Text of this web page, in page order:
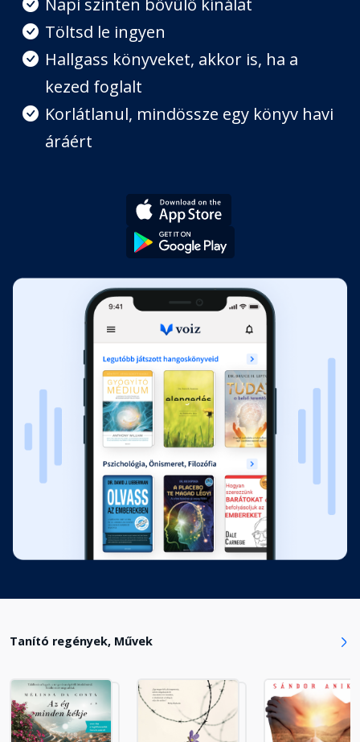
Köszönöm
Fejezet hossza: 00:00:09
Béke
Fejezet hossza: 00:01:05
Fejezet hossza: 00:01:26
Elengedés
Fejezet hossza: 00:01:20
Megosztás
Fejezet hossza: 00:01:07
Szófogadás
Fejezet hossza: 00:00:38
Bátorság
Fejezet hossza: 00:02:07
Napköszöntő
Fejezet hossza: 00:00:13
Töltsd le ingyen
Hallgass könyveket, akkor is, ha a
kezed foglalt
Korlátlanul, mindössze egy könyv havi
áráért
Tanító regények, Művek